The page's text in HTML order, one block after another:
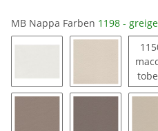
MB Nappa Farben 1198 - greige
1163 - signalweiß
1194 -